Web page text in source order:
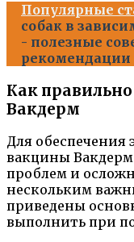
Популярные
собак в
- полезные
рекомендации
Как
Вакдерм
Для обеспечения
вакцины
проблем и
нескольким
приведены
выполнить при